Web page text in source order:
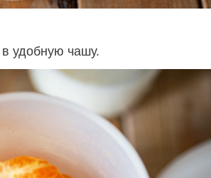
удобную чашу.